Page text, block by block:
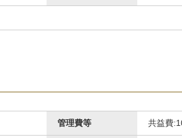
管理費等 共益費